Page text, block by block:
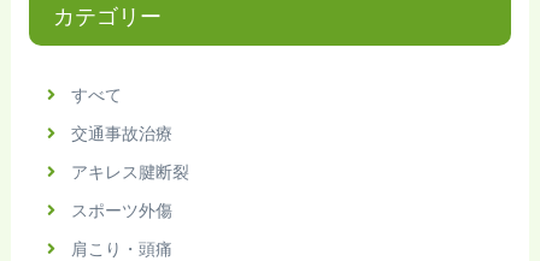
カテゴリー
すべて
交通事故治療
アキレス腱断裂
スポーツ外傷
肩こり・頭痛